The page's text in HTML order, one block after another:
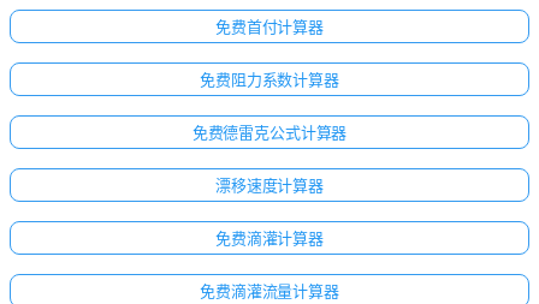
免费首付计算器
免费阻力系数计算器
免费德雷克公式计算器
漂移速度计算器
免费滴灌计算器
免费滴灌流量计算器